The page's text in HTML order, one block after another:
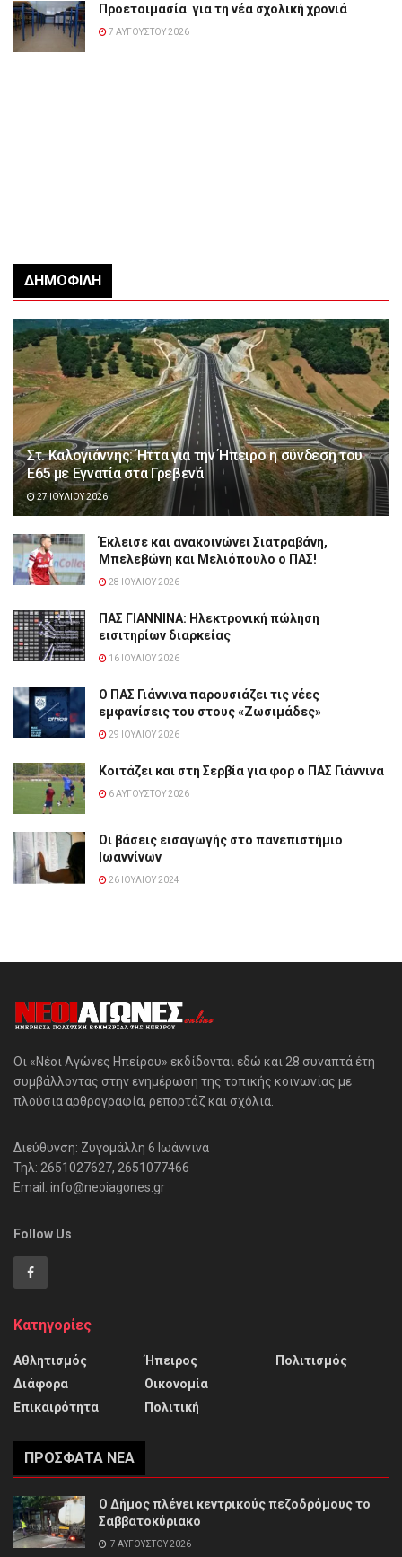
Προετοιμασία για τη νέα σχολική χρονιά
7 ΑΥΓΟΎΣΤΟΥ 2026
ΔΗΜΟΦΙΛΉ
Στ. Καλογιάννης: Ήττα για την Ήπειρο η σύνδεση του
Ε65 με Εγνατία στα Γρεβενά
27 ΙΟΥΛΊΟΥ 2026
Έκλεισε και ανακοινώνει Σιατραβάνη,
Μπελεβώνη και Μελιόπουλο ο ΠΑΣ!
28 ΙΟΥΛΊΟΥ 2026
ΠΑΣ ΓΙΑΝΝΙΝΑ: Hλεκτρονική πώληση
εισιτηρίων διαρκείας
16 ΙΟΥΛΊΟΥ 2026
Ο ΠΑΣ Γιάννινα παρουσιάζει τις νέες
εμφανίσεις του στους «Ζωσιμάδες»
29 ΙΟΥΛΊΟΥ 2026
Κοιτάζει και στη Σερβία για φορ ο ΠΑΣ Γιάννινα
6 ΑΥΓΟΎΣΤΟΥ 2026
Οι βάσεις εισαγωγής στο πανεπιστήμιο
Ιωαννίνων
26 ΙΟΥΛΊΟΥ 2024
Οι «Νέοι Αγώνες Ηπείρου» εκδίδονται εδώ και 28 συναπτά έτη
συμβάλλοντας στην ενημέρωση της τοπικής κοινωνίας με
πλούσια αρθρογραφία, ρεπορτάζ και σχόλια.
Διεύθυνση: Ζυγομάλλη 6 Ιωάννινα
Τηλ: 2651027627, 2651077466
Email: info@neoiagones.gr
Follow Us
Κατηγορίες
Αθλητισμός
Διάφορα
Επικαιρότητα
Ήπειρος
Οικονομία
Πολιτική
Πολιτισμός
ΠΡΌΣΦΑΤΑ ΝΈΑ
Ο Δήμος πλένει κεντρικούς πεζοδρόμους το
Σαββατοκύριακο
7 ΑΥΓΟΎΣΤΟΥ 2026